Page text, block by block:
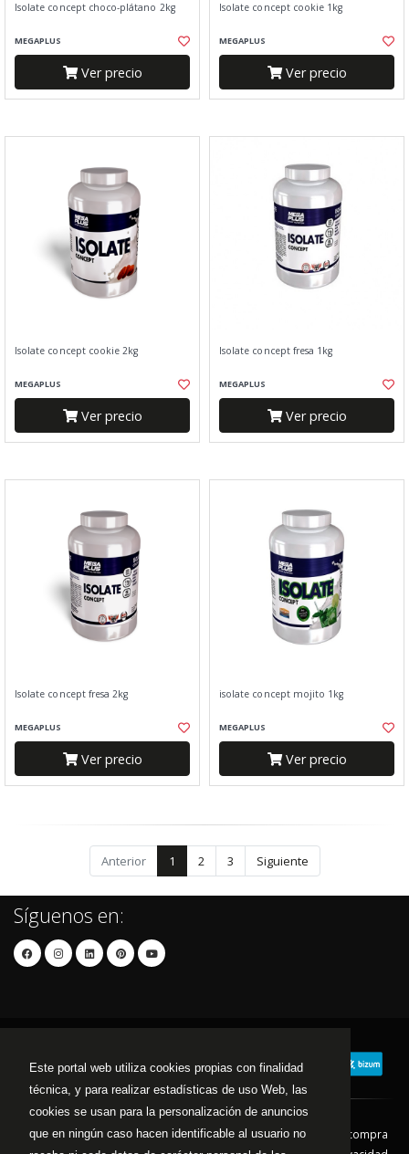
Este portal web utiliza cookies propias con finalidad
técnica, y para realizar estadísticas de uso Web, las
cookies se usan para la personalización de anuncios
que en ningún caso hacen identificable al usuario no
Isolate concept choco-plátano 2kg
MEGAPLUS
Ver precio
Isolate concept cookie 1kg
MEGAPLUS
Ver precio
Isolate concept cookie 2kg
MEGAPLUS
Ver precio
Isolate concept fresa 1kg
MEGAPLUS
Ver precio
Isolate concept fresa 2kg
MEGAPLUS
Ver precio
isolate concept mojito 1kg
MEGAPLUS
Ver precio
Anterior 1 2 3 Siguiente
Síguenos en:
Contacto Aviso Legal
Condiciones de compra